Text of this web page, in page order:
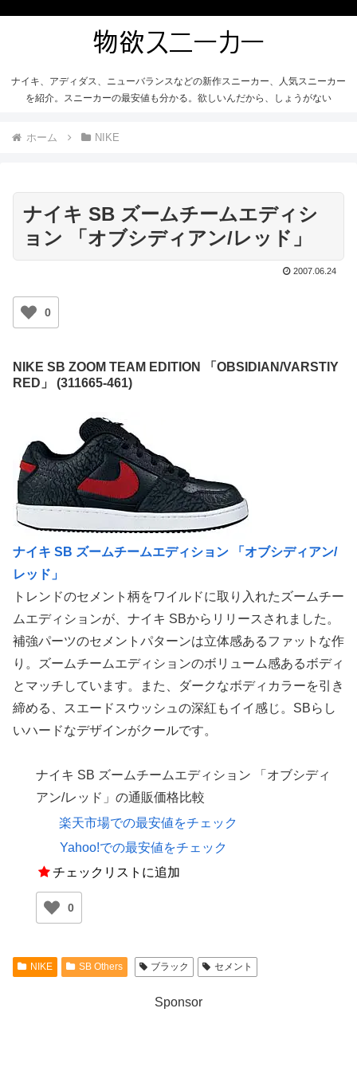
ナイキ、アディダス、ニューバランスなどの新作スニーカー、人気スニーカー
を紹介。スニーカーの最安値も分かる。欲しいんだから、しょうがない
ホーム NIKE
ナイキ SB ズームチームエディシ
ョン 「オブシディアン/レッド」
2007.06.24
0
NIKE SB ZOOM TEAM EDITION 「OBSIDIAN/VARSTIY
RED」 (311665-461)
ナイキ SB ズームチームエディション 「オブシディアン/
レッド」
トレンドのセメント柄をワイルドに取り入れたズームチー
ムエディションが、ナイキ SBからリリースされました。
補強パーツのセメントパターンは立体感あるファットな作
り。ズームチームエディションのボリューム感あるボディ
とマッチしています。また、ダークなボディカラーを引き
締める、スエードスウッシュの深紅もイイ感じ。SBらし
いハードなデザインがクールです。
ナイキ SB ズームチームエディション 「オブシディ
アン/レッド」の通販価格比較
楽天市場での最安値をチェック
Yahoo!での最安値をチェック
チェックリストに追加
0
NIKE SB Others ブラック セメント
Sponsor